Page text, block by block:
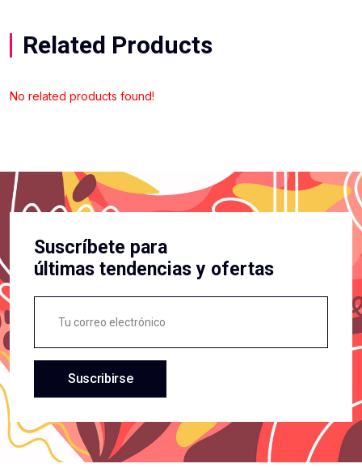
Related Products
No related products found!
Suscríbete para
últimas tendencias y ofertas
Suscribirse